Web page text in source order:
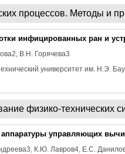
процессов. Методы и
инфицированных ран и
2, В.Н. Горячева3
университет им. Н.Э.
физико-технических
управляющих
3, К.Ю. Лавров4, Е.С.